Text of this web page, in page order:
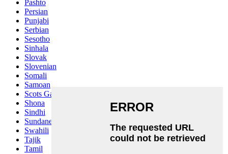
Pashto
Persian
Punjabi
Serbian
Sesotho
Sinhala
Slovak
Slovenian
Somali
Samoan
Scots Gaelic
Shona
Sindhi
Sundanese
Swahili
Tajik
Tamil